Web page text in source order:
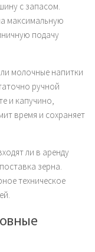
с запасом.
максимальную
подачу
молочные напитки
ручной
и капучино,
время и сохраняет
ли в аренду
зерна.
техническое